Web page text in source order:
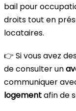
bail pour
droits tout en
locataires.
👉 Si vous avez
de consulter un
communiquer
logementafin de